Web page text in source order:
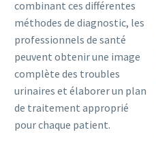
combinant ces différentes
méthodes de diagnostic, les
professionnels de santé
peuvent obtenir une image
complète des troubles
urinaires et élaborer un plan
de traitement approprié
pour chaque patient.